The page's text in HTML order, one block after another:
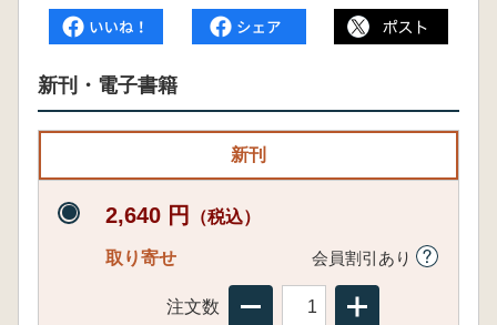
新刊・電子書籍
新刊
2,640 円 （税込）
取り寄せ 会員割引あり
注文数